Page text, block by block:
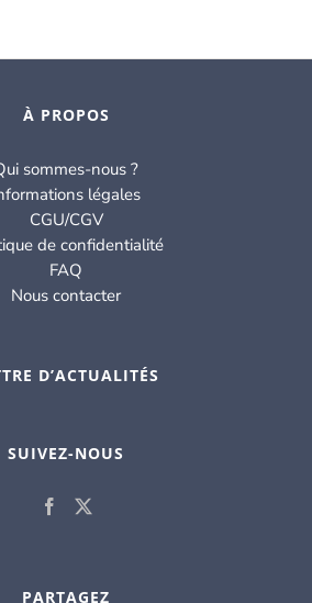
À PROPOS
sommes-nous ?
légales
CGU/CGV
de confidentialité
FAQ
Nous contacter
D’ACTUALITÉS
SUIVEZ-NOUS
PARTAGEZ